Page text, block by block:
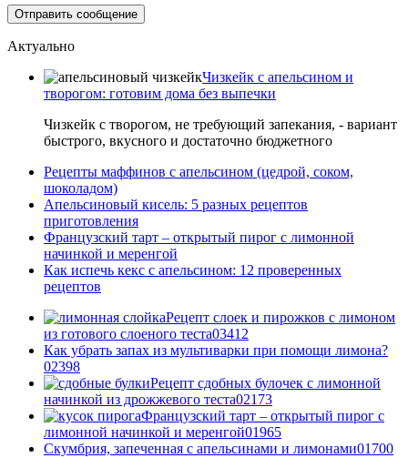
Актуально
Чизкейк с апельсином и
творогом: готовим дома без выпечки
Чизкейк с творогом, не требующий запекания, - вариант
быстрого, вкусного и достаточно бюджетного
Рецепты маффинов с апельсином (цедрой, соком,
шоколадом)
Апельсиновый кисель: 5 разных рецептов
приготовления
Французский тарт – открытый пирог с лимонной
начинкой и меренгой
Как испечь кекс с апельсином: 12 проверенных
рецептов
Рецепт слоек и пирожков с лимоном
из готового слоеного теста03412
Как убрать запах из мультиварки при помощи лимона?
02398
Рецепт сдобных булочек с лимонной
начинкой из дрожжевого теста02173
Французский тарт – открытый пирог с
лимонной начинкой и меренгой01965
Скумбрия, запеченная с апельсинами и лимонами01700